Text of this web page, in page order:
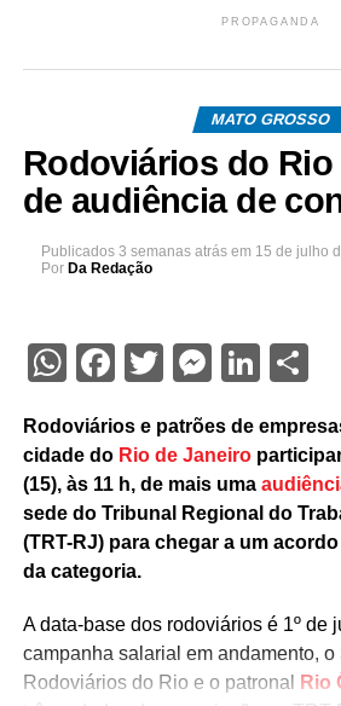
PROPAGANDA
MATO GROSSO
Rodoviários do
de audiência de
Publicados 3 semanas atrás em 15 de julho
Por Da Redação
WhatsApp
Facebook
Twitter
Rodoviários e patrões de
cidade do Rio de Janeiro
(15), às 11 h, de mais uma
sede do Tribunal Regional do
(TRT-RJ) para chegar a um
da categoria.
A data-base dos rodoviários é 1º de
campanha salarial em andamento,
Rodoviários do Rio e o patronal Rio